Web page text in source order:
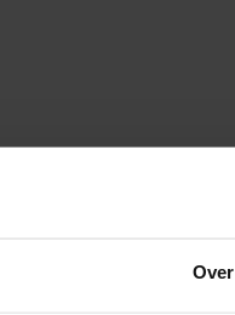
Over